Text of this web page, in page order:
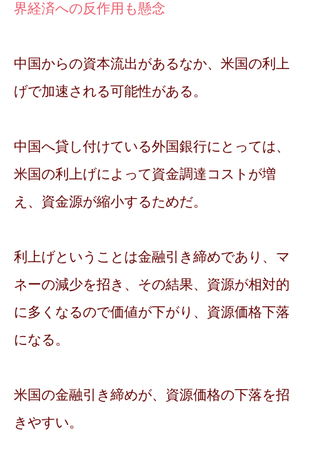
界経済への反作用も懸念
中国からの資本流出があるなか、米国の利上
げで加速される可能性がある。
中国へ貸し付けている外国銀行にとっては、
米国の利上げによって資金調達コストが増
え、資金源が縮小するためだ。
利上げということは金融引き締めであり、マ
ネーの減少を招き、その結果、資源が相対的
に多くなるので価値が下がり、資源価格下落
になる。
米国の金融引き締めが、資源価格の下落を招
きやすい。